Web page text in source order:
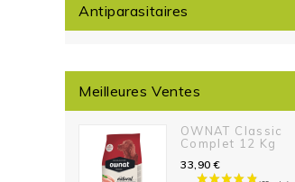
Antiparasitaires
Meilleures Ventes
OWNAT Classic
Complet 12 Kg
33,90 €